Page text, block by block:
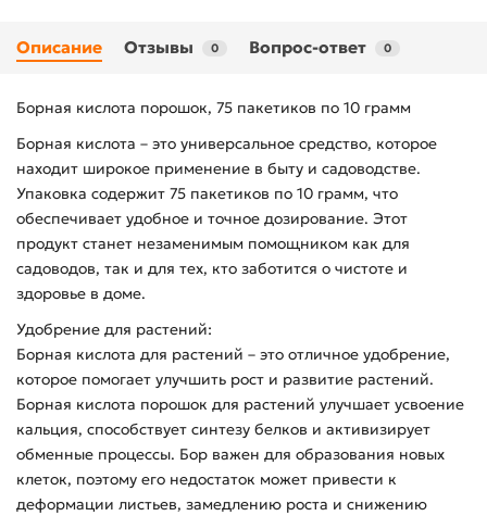
Описание Отзывы 0 Вопрос-ответ 0
Борная кислота порошок, 75 пакетиков по 10 грамм
Борная кислота – это универсальное средство, которое
находит широкое применение в быту и садоводстве.
Упаковка содержит 75 пакетиков по 10 грамм, что
обеспечивает удобное и точное дозирование. Этот
продукт станет незаменимым помощником как для
садоводов, так и для тех, кто заботится о чистоте и
здоровье в доме.
Удобрение для растений:
Борная кислота для растений – это отличное удобрение,
которое помогает улучшить рост и развитие растений.
Борная кислота порошок для растений улучшает усвоение
кальция, способствует синтезу белков и активизирует
обменные процессы. Бор важен для образования новых
клеток, поэтому его недостаток может привести к
деформации листьев, замедлению роста и снижению